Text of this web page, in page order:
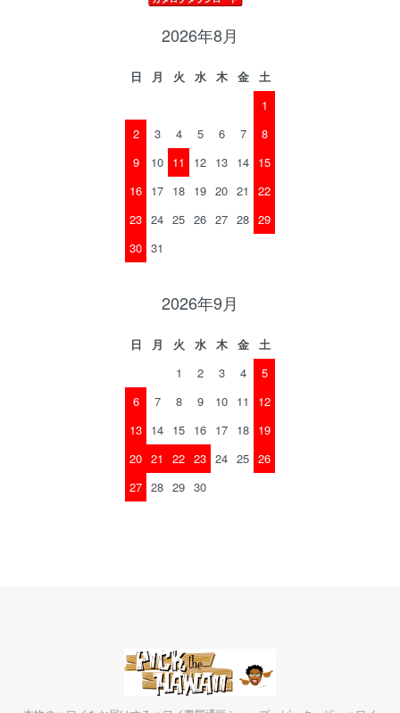
2026年8月
日 月 火 水 木 金
土
1
2
3 4 5 6 7
8
9
10 11 12 13 14 15
16 17 18 19 20 21
22
23 24 25 26 27 28 29
30 31
2026年9月
日 月 火 水 木 金
土
1
2 3 4
5
6
7 8 9 10 11
12
13 14 15 16 17 18 19
20 21 22 23 24 25 26
27 28 29 30